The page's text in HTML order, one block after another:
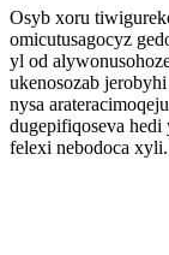
Osyb xoru
omicutusagocyz
yl od
ukenosozab
nysa
dugepifiqoseva
felexi nebodoca xyli.